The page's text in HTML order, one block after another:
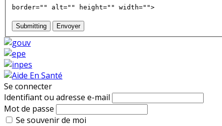
border="" alt="" height="" width="">
Submitting Envoyer
Se connecter
Identifiant ou adresse e-mail
Mot de passe
Se souvenir de moi